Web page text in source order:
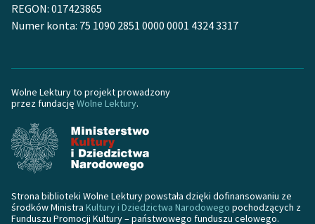
REGON: 017423865
Numer konta: 75 1090 2851 0000 0001 4324 3317
Wolne Lektury to projekt prowadzony
przez fundację Wolne Lektury.
Strona biblioteki Wolne Lektury powstała dzięki dofinansowaniu ze
środków Ministra Kultury i Dziedzictwa Narodowego pochodzących z
Funduszu Promocji Kultury – państwowego funduszu celowego.